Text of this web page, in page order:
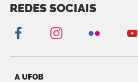
REDES SOCIAIS
A UFOB